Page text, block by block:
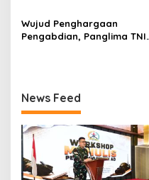
Memandang Wastra
dengan Citra Nan Anggun
Wujud Penghargaan
Pengabdian, Panglima TNI
News Feed